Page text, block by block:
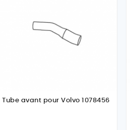
Tube avant pour Volvo 1078456